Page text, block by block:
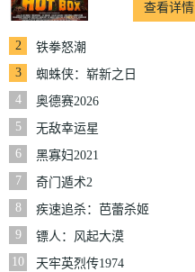
查看详情
2
铁拳怒潮
3
蜘蛛侠：崭新之日
4
奥德赛2026
5
无敌幸运星
6
黑寡妇2021
7
奇门遁术2
8
疾速追杀：芭蕾杀姬
9
镖人：风起大漠
10
天牢英烈传1974